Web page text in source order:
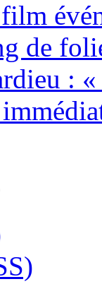
de
: «